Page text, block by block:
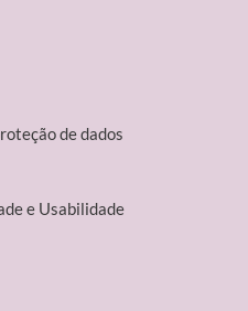
de dados
e Usabilidade